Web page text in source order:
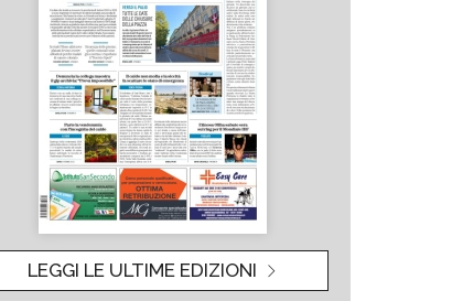
LEGGI LE ULTIME EDIZIONI